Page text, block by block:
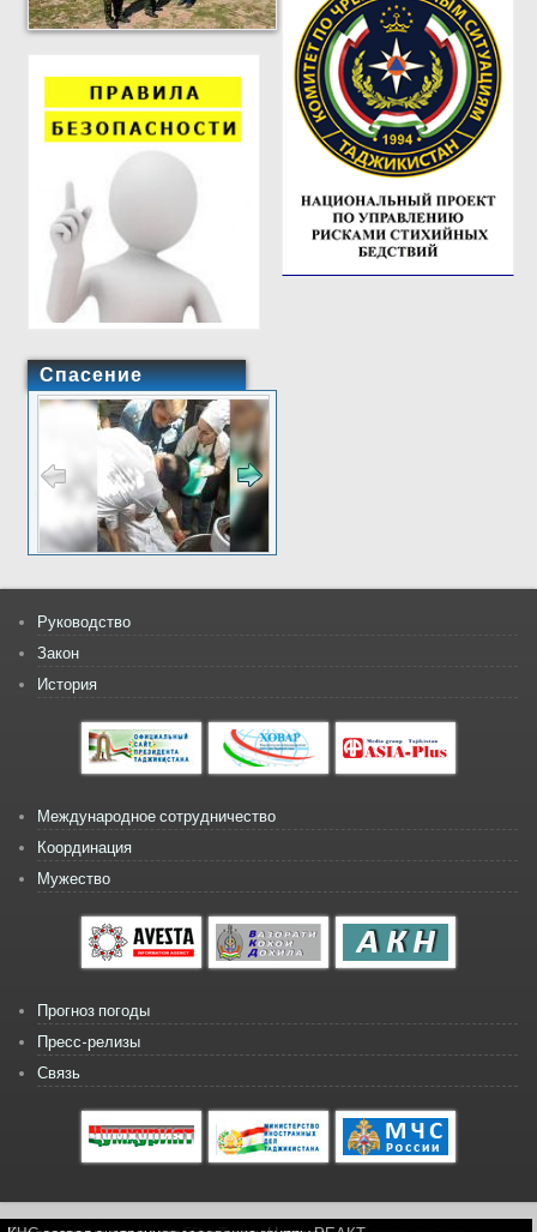
Спасение
Руководство
Закон
История
Международное сотрудничество
Координация
Мужество
Прогноз погоды
Пресс-релизы
Связь
Copyright © 2026, КЧС